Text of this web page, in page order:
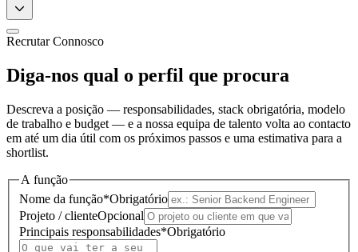
Recrutar Connosco
Diga-nos qual o perfil que procura
Descreva a posição — responsabilidades, stack obrigatória, modelo
de trabalho e budget — e a nossa equipa de talento volta ao contacto
em até um dia útil com os próximos passos e uma estimativa para a
shortlist.
A função
Nome da função*Obrigatório
Projeto / clienteOpcional
Principais responsabilidades*Obrigatório